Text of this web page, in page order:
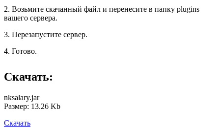
2. Возьмите скачанный файл и перенесите в папку plugins
вашего сервера.
3. Перезапустите сервер.
4. Готово.
Скачать:
nksalary.jar
Размер: 13.26 Kb
Скачать